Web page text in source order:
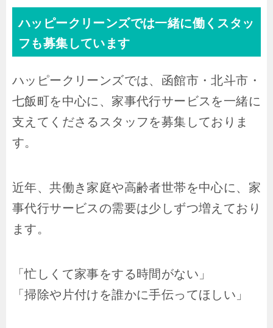
ハッピークリーンズでは一緒に働くスタッ
フも募集しています
ハッピークリーンズでは、函館市・北斗市・
七飯町を中心に、家事代行サービスを一緒に
支えてくださるスタッフを募集しておりま
す。
近年、共働き家庭や高齢者世帯を中心に、家
事代行サービスの需要は少しずつ増えており
ます。
「忙しくて家事をする時間がない」
「掃除や片付けを誰かに手伝ってほしい」